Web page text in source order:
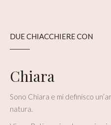
DUE CHIACCHIERE CON
Chiara
Sono Chiara e mi definisco
natura.